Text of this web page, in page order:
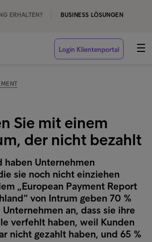
ERHALTEN? BUSINESS LÖSUNGEN
Login Klientenportal
Sie mit einem
der nicht bezahlt
haben Unternehmen
sie noch nicht einziehen
„European Payment Report
von Intrum geben 70 %
an, dass sie ihre
verfehlt haben, weil Kunden
nicht gezahlt haben, und 65 %